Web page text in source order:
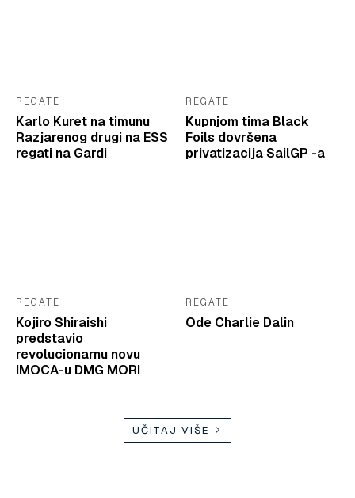
REGATE
Karlo Kuret na timunu
Razjarenog drugi na ESS
regati na Gardi
REGATE
Kupnjom tima Black
Foils dovršena
privatizacija SailGP -a
REGATE
Kojiro Shiraishi
predstavio
revolucionarnu novu
IMOCA-u DMG MORI
REGATE
Ode Charlie Dalin
UČITAJ VIŠE